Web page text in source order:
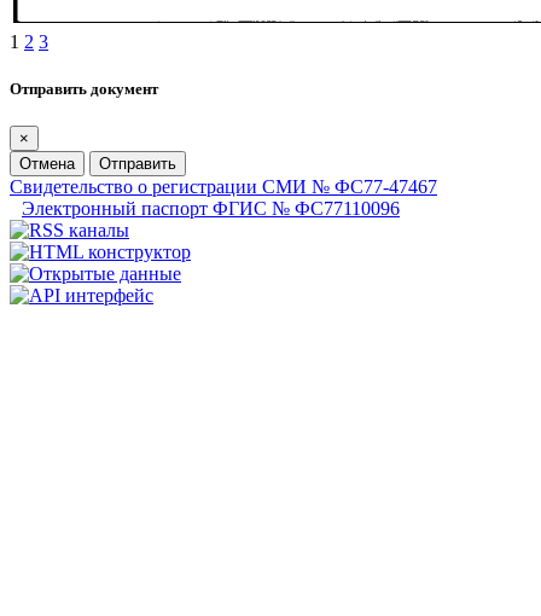
1 2 3
Отправить документ
×
Отмена
Отправить
Свидетельство о регистрации СМИ № ФС77-47467
Электронный паспорт ФГИС № ФС77110096